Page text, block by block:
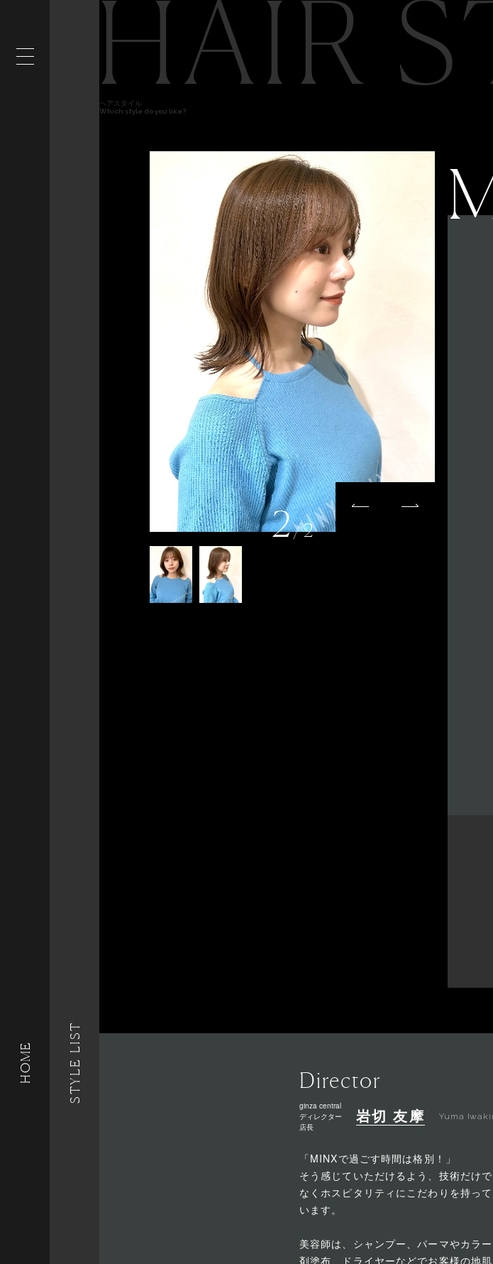
HOME STYLE LIST
HAIR
ヘアスタイル
Which style do you like?
2/2
Director
ginza central
ディレクター
店長
岩切 友摩 Yuma
「MINXで過ごす時間は格別！」
そう感じていただけるよう、技術だけで
なくホスピタリティにこだわりを持って
います。
美容師は、シャンプー、パーマやカラー
剤塗布、ドライヤーなどでお客様の地肌